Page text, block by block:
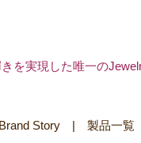
きを実現した唯一の
Brand Story | 製品一覧